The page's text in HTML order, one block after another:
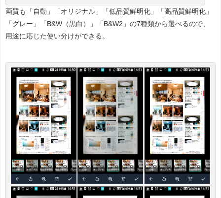
画質も「自動」「オリジナル」「低品質鮮明化」「高品質鮮明化」
「グレー」「B&W（黒白）」「B&W2」の7種類から選べるので、
用途に応じた使い分けができる。